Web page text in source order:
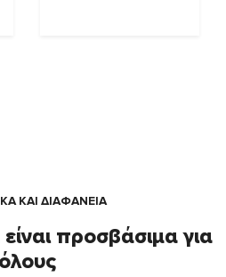
ΚΑΙ ΔΙΑΦΑΝΕΙΑ
προσβάσιμα για
όλους